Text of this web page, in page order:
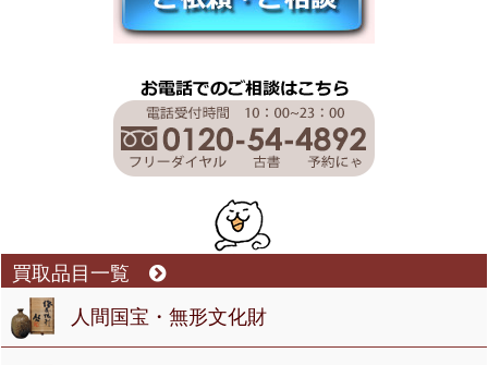
買取品目一覧
人間国宝・無形文化財